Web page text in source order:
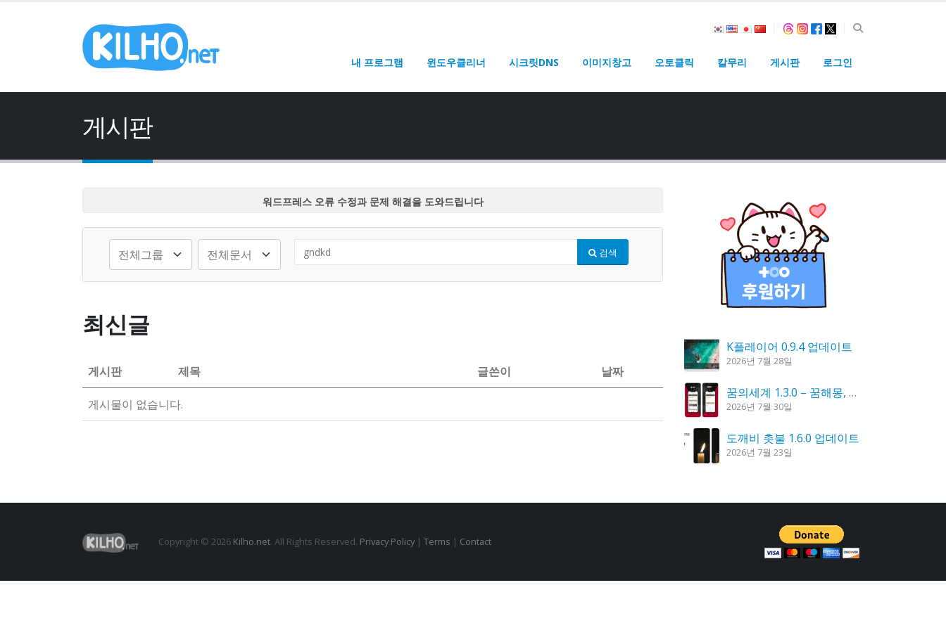
내 프로그램 윈도우클리너 시크릿DNS 이미지창고 오토클릭 칼무리 게시판 로그인
게시판
워드프레스 오류 수정과 문제 해결을 도와드립니다
워드프레스 오류 수정과 문제 해결을 도와드립니다
워드프레스 오류 수정과 문제 해결을 도와드립니다
워드프레스 오류 수정과 문제 해결을 도와드립니다
검색
최신글
게시판 제목 글쓴이 날짜
게시물이 없습니다.
K플레이어 0.9.4 업데이트
2026년 7월 28일
꿈의세계 1.3.0 – 꿈해몽, 꿈풀이
2026년 7월 30일
도깨비 촛불 1.6.0 업데이트
2026년 7월 23일
홈페이지 리뉴얼 작업 완료
2026년 8월 7일
Copyright © 2026 Kilho.net. All Rights Reserved. Privacy Policy| Terms | Contact